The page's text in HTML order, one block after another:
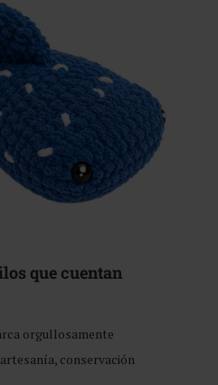
que cuentan
orgullosamente
conservación